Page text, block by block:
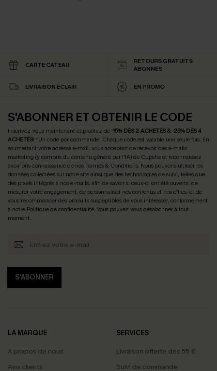
CARTE CATEAU
RETOURS GRATUITS
ABONNÉS
LIVRAISON ÉCLAIR EN PROMO
S'ABONNER ET OBTENIR LE CODE
Inscrivez-vous maintenant et profitez de -15% DÈS 2 ACHETÉS & -25% DÈS 4
ACHETÉS! *Un code par commande. Chaque code est valable une seule fois. En
soumettant votre adresse e-mail, vous acceptez de recevoir des e-mails
marketing (y compris du contenu généré par l'IA) de Cupshe et reconnaissez
avoir pris connaissance de nosTermes & Conditions. Nous pouvons utiliser les
données collectées sur notre site ainsi que des technologies de suivi, telles que
des pixels intégrés à nos e-mails, afin de savoir si ceux-ci ont été ouverts, de
mesurer votre engagement, de personnaliser nos contenus et nos offres, et de
vous recommander des produits susceptibles de vous intéresser, conformément
à notre Politique de confidentialité. Vous pouvez vous désabonner à tout
moment.
S'ABONNER
LA MARQUE
À propos de nous
Avis clients
SERVICES
Livraison offerte dès 55 €
Suivi de commande